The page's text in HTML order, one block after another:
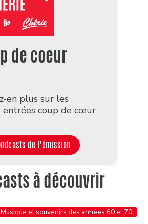
de coeur
en plus sur les
entrées coup de cœur
de l'émission
à découvrir
et souvenirs des années 60 et 70